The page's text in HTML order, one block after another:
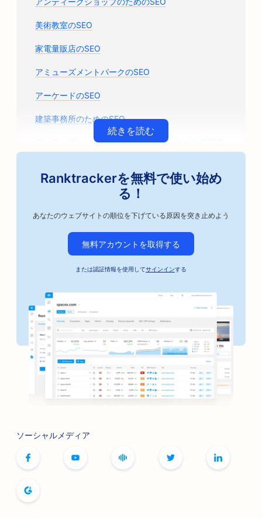
美術教室のSEO
家電量販店のSEO
アミューズメントパークのSEO
アーケードのSEO
建築事務所のためのSEO
アーティザン・コーヒー・ロースターのためのSEO
自動車修理工場のためのSEO
自動車整備工場のためのSEO
自動車ビジネスのためのSEO
ベーカリーのためのSEO
理髪店のためのSEO
焼肉店のSEO
ブティックのためのSEO
ボトックスとフィラーのSEO対策
書店のためのSEO
続きを読む
Ranktrackerを無料で使い始め
る！
あなたのウェブサイトの順位を下げている原因を突き止めよう
無料アカウントを取得する
または認証情報を使用してサインインする
ソーシャルメディア